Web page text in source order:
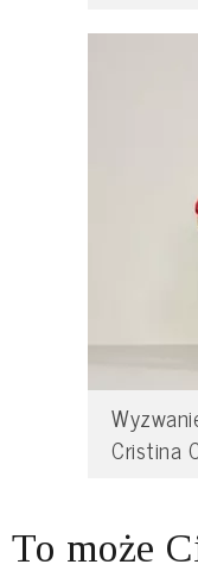
Cristina
To może